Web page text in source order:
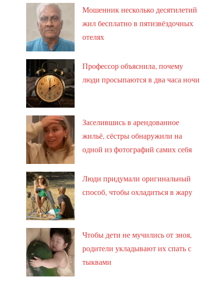
Мошенник несколько десятилетий
жил бесплатно в пятизвёздочных
отелях
Профессор объяснила, почему
люди просыпаются в два часа ночи
Заселившись в арендованное
жильё, сёстры обнаружили на
одной из фотографий самих себя
Люди придумали оригинальный
способ, чтобы охладиться в жару
Чтобы дети не мучились от зноя,
родители укладывают их спать с
тыквами